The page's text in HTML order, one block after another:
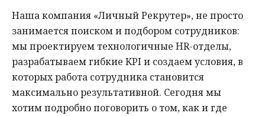
Наша компания «Личный Рекрутер», не просто
занимается поиском и подбором сотрудников:
мы проектируем технологичные HR-отделы,
разрабатываем гибкие KPI и создаем условия, в
которых работа сотрудника становится
максимально результативной. Сегодня мы
хотим подробно поговорить о том, как и где